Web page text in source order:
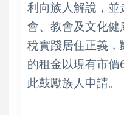
利向族人解說，並
會、教會及文化
稅實踐居住正義，
的租金以現有市
此鼓勵族人申請。